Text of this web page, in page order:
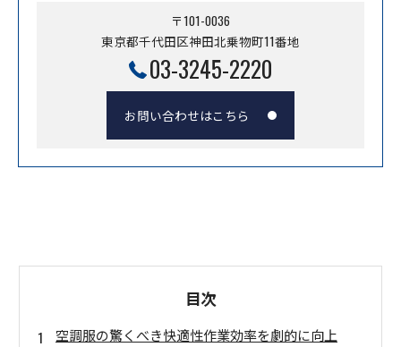
〒101-0036
東京都千代田区神田北乗物町11番地
03-3245-2220
お問い合わせはこちら
目次
空調服の驚くべき快適性作業効率を劇的に向上